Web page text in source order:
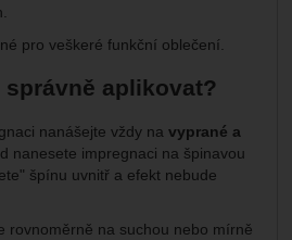
pro veškeré funkční oblečení.
aplikovat?
nanášejte vždy na vyprané a
nanesete impregnaci na špinavou
špínu uvnitř a efekt nebude
rovnoměrně na suchou nebo mírně